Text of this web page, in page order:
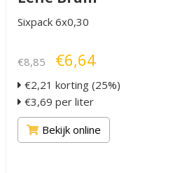
Sixpack 6x0,30
€8,85 €6,64
€2,21 korting (25%)
€3,69 per liter
Bekijk online